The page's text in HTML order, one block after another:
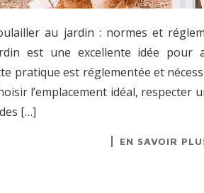
au jardin : normes et
est une excellente idée
pratique est réglementée et
l’emplacement idéal, respecter
[…]
EN SAVOIR